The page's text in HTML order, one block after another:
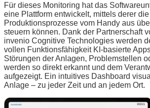
Für dieses Monitoring hat das
eine Plattform entwickelt, mittels derer
Produktionsprozesse vom Handy aus
steuern können. Dank der Partnerschaft
invenio Cognitive Technologies werden
vollen Funktionsfähigkeit KI-basierte
Störungen der Anlagen, Problemstellen
werden so direkt erkannt und dem
aufgezeigt. Ein intuitives Dashboard
Anlage – zu jeder Zeit und an jedem Ort.